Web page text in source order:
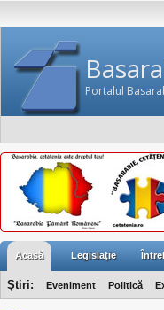
Portalul
Acasă Legislaţie
Ştiri: Eveniment Politică